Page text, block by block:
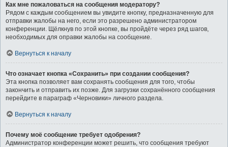
Как мне пожаловаться на сообщения модератору?
Рядом с каждым сообщением вы увидите кнопку, предназначенную для
отправки жалобы на него, если это разрешено администратором
конференции. Щёлкнув по этой кнопке, вы пройдёте через ряд шагов,
необходимых для оправки жалобы на сообщение.
Вернуться к началу
Что означает кнопка «Сохранить» при создании сообщения?
Эта кнопка позволяет вам сохранять сообщения для того, чтобы
закончить и отправить их позже. Для загрузки сохранённого сообщения
перейдите в параграф «Черновики» личного раздела.
Вернуться к началу
Почему моё сообщение требует одобрения?
Администратор конференции может решить, что сообщения требуют